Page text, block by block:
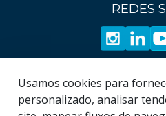
Página
18
68
69
REDES
Usamos cookies para
personalizado, analisar